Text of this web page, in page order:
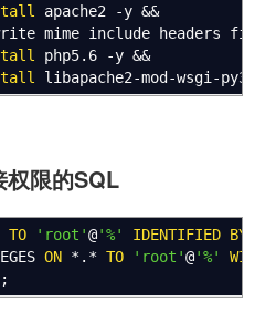
apache2 -y &&
mime include headers
php5.6 -y &&
libapache2-mod-wsgi-py3
限的SQL
TO 'root'@'%' IDENTIFIED BY
ON *.* TO 'root'@'%' WITH